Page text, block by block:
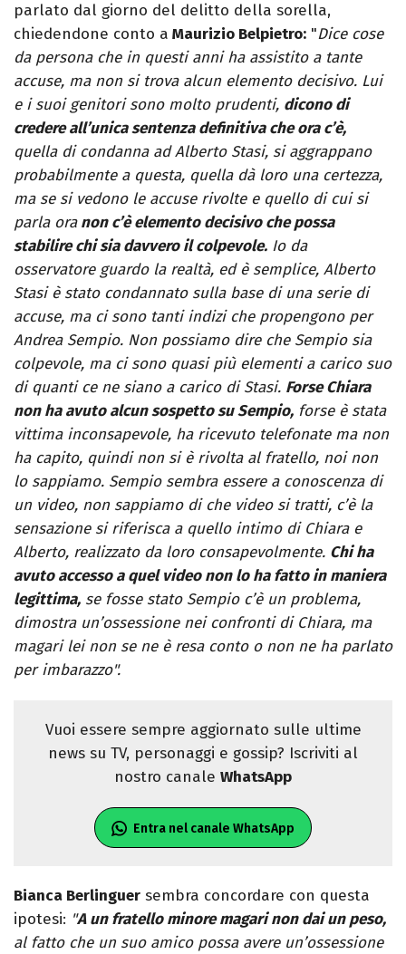
parlato dal giorno del delitto della sorella,
chiedendone conto a Maurizio Belpietro: "Dice cose
da persona che in questi anni ha assistito a tante
accuse, ma non si trova alcun elemento decisivo. Lui
e i suoi genitori sono molto prudenti, dicono di
credere all’unica sentenza definitiva che ora c’è,
quella di condanna ad Alberto Stasi, si aggrappano
probabilmente a questa, quella dà loro una certezza,
ma se si vedono le accuse rivolte e quello di cui si
parla oranon c’è elemento decisivo che possa
stabilire chi sia davvero il colpevole. Io da
osservatore guardo la realtà, ed è semplice, Alberto
Stasi è stato condannato sulla base di una serie di
accuse, ma ci sono tanti indizi che propengono per
Andrea Sempio. Non possiamo dire che Sempio sia
colpevole, ma ci sono quasi più elementi a carico suo
di quanti ce ne siano a carico di Stasi. Forse Chiara
non ha avuto alcun sospetto su Sempio, forse è stata
vittima inconsapevole, ha ricevuto telefonate ma non
ha capito, quindi non si è rivolta al fratello, noi non
lo sappiamo. Sempio sembra essere a conoscenza di
un video, non sappiamo di che video si tratti, c’è la
sensazione si riferisca a quello intimo di Chiara e
Alberto, realizzato da loro consapevolmente. Chi ha
avuto accesso a quel video non lo ha fatto in maniera
legittima, se fosse stato Sempio c’è un problema,
dimostra un’ossessione nei confronti di Chiara, ma
magari lei non se ne è resa conto o non ne ha parlato
per imbarazzo".
Vuoi essere sempre aggiornato sulle ultime
news su TV, personaggi e gossip? Iscriviti al
nostro canale WhatsApp
Entra nel canale WhatsApp
Bianca Berlinguer sembra concordare con questa
ipotesi: "A un fratello minore magari non dai un peso,
al fatto che un suo amico possa avere un’ossessione